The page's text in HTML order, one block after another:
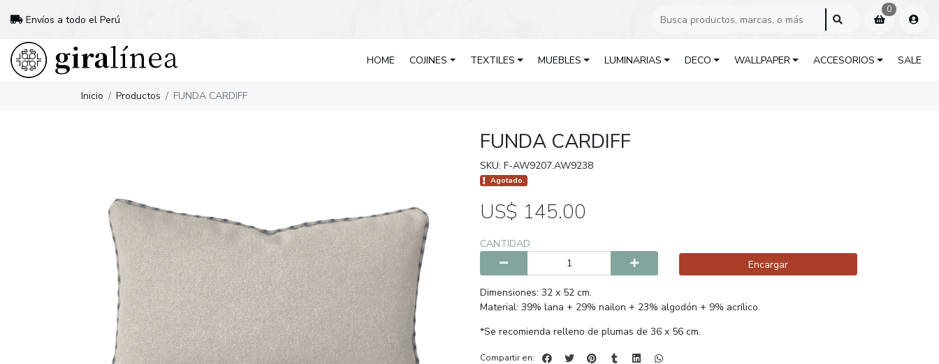
Envíos a todo el Perú
0
HOME COJINES TEXTILES MUEBLES LUMINARIAS DECO WALLPAPER ACCESORIOS SALE
Inicio Productos FUNDA CARDIFF
FUNDA CARDIFF
SKU: F-AW9207.AW9238
Agotado.
US$ 145.00
CANTIDAD
Encargar
Dimensiones: 32 x 52 cm.
Material: 39% lana + 29% nailon + 23% algodón + 9% acrílico.
*Se recomienda relleno de plumas de 36 x 56 cm.
Compartir en: